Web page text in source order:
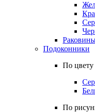
Подоконники
По цвету
По